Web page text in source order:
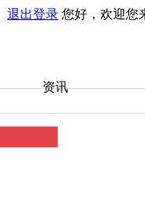
退出登录 您好，欢迎您
资讯